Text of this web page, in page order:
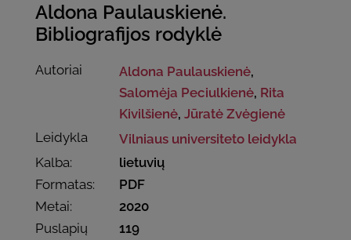
Aldona Paulauskienė.
Bibliografijos rodyklė
Autoriai Aldona Paulauskienė,
Salomėja Peciulkienė, Rita
Kivilšienė,Jūratė Zvėgienė
Leidykla
Vilniaus universiteto leidykla
Kalba:
lietuvių
Formatas:
PDF
Metai:
2020
Puslapių
119